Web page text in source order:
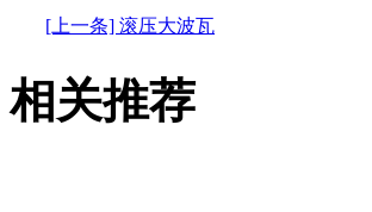
[上一条] 滚压大波瓦
相关推荐